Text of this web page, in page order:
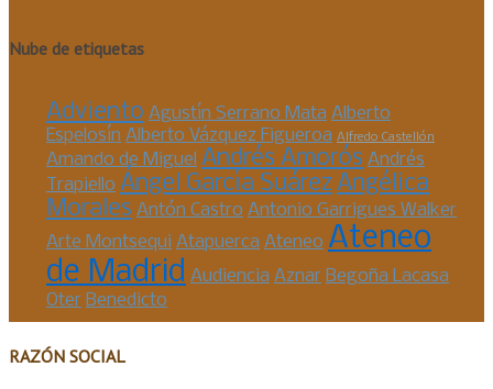
Nube de etiquetas
Adviento Agustín Serrano Mata Alberto
Espelosín Alberto Vázquez Figueroa Alfredo Castellón
Amando de Miguel Andrés Amorós Andrés
Trapiello Ángel García Suárez Angélica
Morales Antón Castro Antonio Garrigues Walker
Arte Montsequi Atapuerca Ateneo Ateneo
de Madrid Audiencia Aznar Begoña Lacasa
Oter Benedicto
RAZÓN SOCIAL